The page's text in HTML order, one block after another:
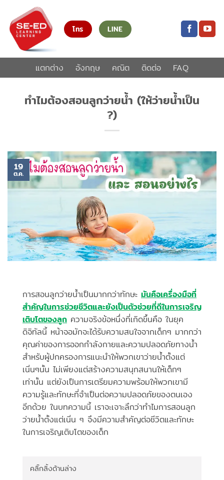
ยัง
เนื้อหา
โทร LINE
แตกต่าง อังกฤษ คณิต ติดต่อ FAQ
ทำไมต้องสอนลูกว่ายน้ำ (ให้ว่ายน้ำเป็น
?)
19
ต.ค.
การสอนลูกว่ายน้ำเป็นมากกว่าทักษะ มันคือเครื่องมือที่
สำคัญในการช่วยชีวิตและยังเป็นตัวช่วยที่ดีในการเจริญ
เติบโตของลูก ความจริงข้อหนึ่งที่เกิดขึ้นคือ ในยุค
ดิจิทัลนี้ หน้าจอมักจะได้รับความสนใจจากเด็กๆ มากกว่า
คุณค่าของการออกกำลังกายและความปลอดภัยทางน้ำ
สำหรับผู้ปกครองการแนะนำให้พวกเขาว่ายน้ำตั้งแต่
เนิ่นๆนั้น ไม่เพียงแต่สร้างความสนุกสนานให้เด็กๆ
เท่านั้น แต่ยังเป็นการเตรียมความพร้อมให้พวกเขามี
ความรู้และทักษะที่จำเป็นต่อความปลอดภัยของตนเอง
อีกด้วย ในบทความนี้ เราจะเจาะลึกว่าทำไมการสอนลูก
ว่ายน้ำตั้งแต่เนิ่น ๆ จึงมีความสำคัญต่อชีวิตและทักษะ
ในการเจริญเติบโตของเด็ก
คลิ๊กลิ้งด้านล่าง